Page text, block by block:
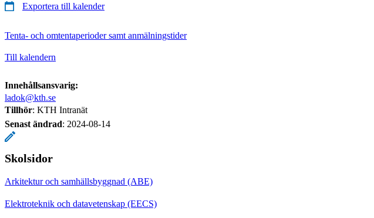
Exportera till kalender
Tenta- och omtentaperioder samt anmälningstider
Till kalendern
Innehållsansvarig:
ladok@kth.se
Tillhör: KTH Intranät
Senast ändrad: 2024-08-14
Skolsidor
Arkitektur och samhällsbyggnad (ABE)
Elektroteknik och datavetenskap (EECS)